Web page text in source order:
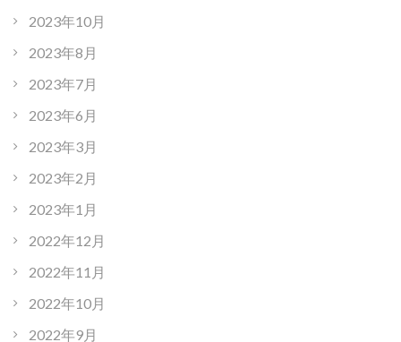
2023年10月
2023年8月
2023年7月
2023年6月
2023年3月
2023年2月
2023年1月
2022年12月
2022年11月
2022年10月
2022年9月